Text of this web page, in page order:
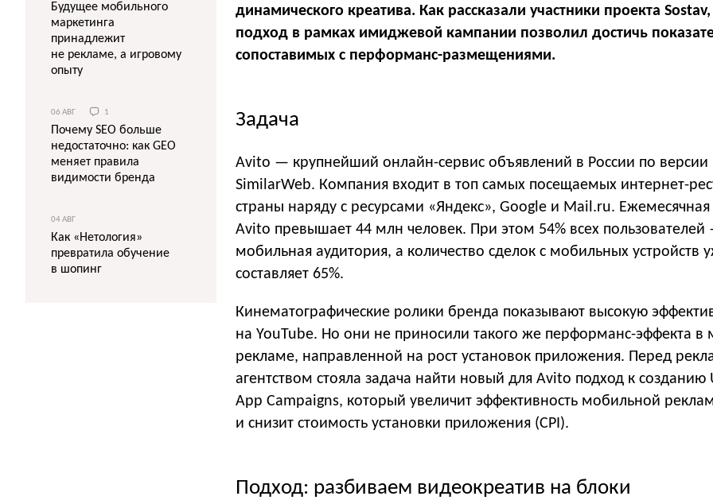
динамического креатива. Как рассказали участники проекта
подход в рамках имиджевой кампании позволил достичь
сопоставимых с перформанс-размещениями.
Задача
Avito — крупнейший онлайн-сервис объявлений в России по версии
SimilarWeb. Компания входит в топ самых посещаемых интернет-
страны наряду с ресурсами «Яндекс», Google и Mail.ru. Ежемесячная
Avito превышает 44 млн человек. При этом 54% всех пользователей
мобильная аудитория, а количество сделок с мобильных устройств
составляет 65%.
Кинематографические ролики бренда показывают высокую
на YouTube. Но они не приносили такого же перформанс-эффекта в
рекламе, направленной на рост установок приложения. Перед
агентством стояла задача найти новый для Avito подход к созданию
App Campaigns, который увеличит эффективность мобильной
и снизит стоимость установки приложения (CPI).
Подход: разбиваем видеокреатив на блоки
Будущее мобильного
маркетинга
принадлежит
не рекламе, а игровому
опыту
06 АВГ 1
Почему SEO больше
недостаточно: как GEO
меняет правила
видимости бренда
04 АВГ
Как «Нетология»
превратила обучение
в шопинг